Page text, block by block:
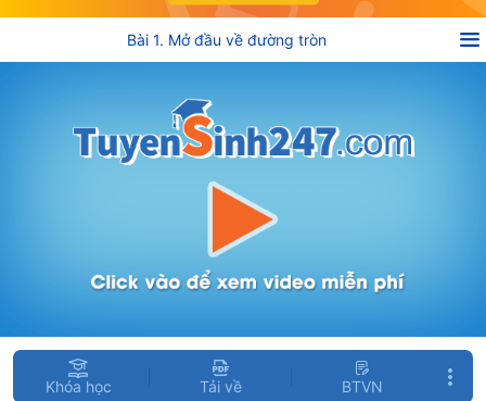
Bài 1. Mở đầu về đường tròn
Khóa học Tải về BTVN